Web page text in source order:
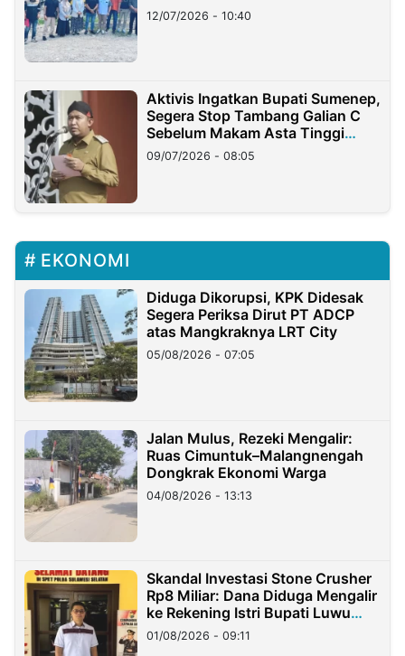
12/07/2026 - 10:40
Aktivis Ingatkan Bupati Sumenep,
Segera Stop Tambang Galian C
Sebelum Makam Asta Tinggi
Longsor
09/07/2026 - 08:05
EKONOMI
Diduga Dikorupsi, KPK Didesak
Segera Periksa Dirut PT ADCP
atas Mangkraknya LRT City
05/08/2026 - 07:05
Jalan Mulus, Rezeki Mengalir:
Ruas Cimuntuk–Malangnengah
Dongkrak Ekonomi Warga
04/08/2026 - 13:13
Skandal Investasi Stone Crusher
Rp8 Miliar: Dana Diduga Mengalir
ke Rekening Istri Bupati Luwu
Timur
01/08/2026 - 09:11